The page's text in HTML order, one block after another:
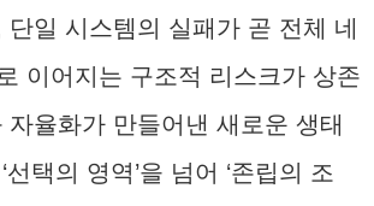
일 시스템의 실패가 곧 전체 네
이어지는 구조적 리스크가 상존
자율화가 만들어낸 새로운 생태
택의 영역’을 넘어 ‘존립의 조